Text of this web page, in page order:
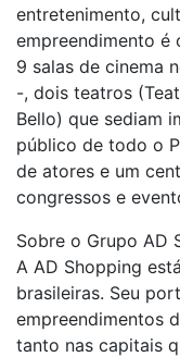
entretenimento,
empreendimento é
9 salas de cinema
-, dois teatros
Bello) que sediam
público de todo o
de atores e um
congressos e
Sobre o Grupo AD
A AD Shopping
brasileiras. Seu
empreendimentos
tanto nas capitais